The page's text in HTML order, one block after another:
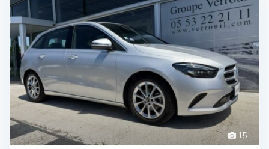
15